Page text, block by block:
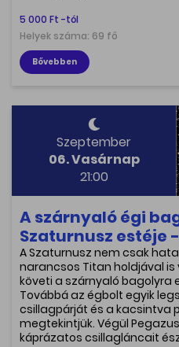
5 000 Ft -tól
Helyek száma: 69 fő
Bővebben
Szeptember
06. Vasárnap
21:00
A szárnyaló égi
Szaturnusz estéje
A Szaturnusz nem csak
narancsos Titan holdjával is
követi a szárnyaló
Továbbá az égbolt egyik
csillagpárját és a kacsintva
megtekintjük. Végül
káprázatos csillagláncait